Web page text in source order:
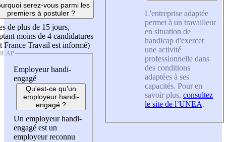
serez-vous parmi les
premiers à postuler ?
de plus de 15 jours,
moins de 4 candidatures
France Travail est informé)
Employeur handi-
engagé
Qu'est-ce qu'un
employeur handi-
engagé ?
Un employeur handi-
engagé est un
employeur reconnu
L'entreprise adaptée
permet à un travailleur
en situation de
handicap d'exercer
une activité
professionnelle dans
des conditions
adaptées à ses
capacités. Pour en
savoir plus, consultez
le site de l’UNEA.